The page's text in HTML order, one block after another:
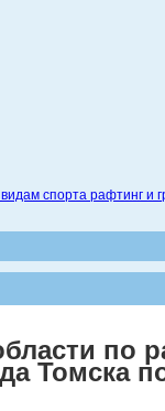
спорта рафтинг и
по
Томска